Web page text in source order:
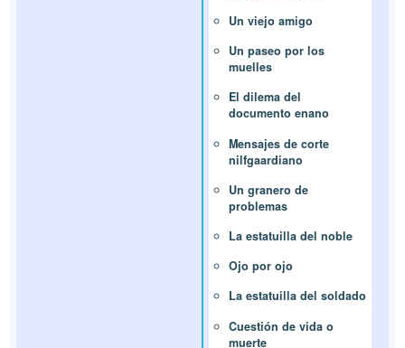
Un viejo amigo
Un paseo por los
muelles
El dilema del
documento enano
Mensajes de corte
nilfgaardiano
Un granero de
problemas
La estatuilla del noble
Ojo por ojo
La estatuilla del soldado
Cuestión de vida o
muerte